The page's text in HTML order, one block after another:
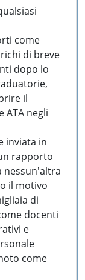
come
di breve
dopo lo
il
ATA negli
inviata in
rapporto
nessun'altra
il motivo
di
docenti
e
come